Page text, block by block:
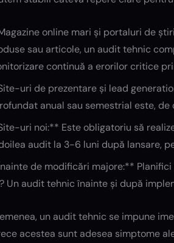
online mari și portaluri de
sau articole, un audit tehnic
continuă a erorilor critice
uri de prezentare și lead
anual sau semestrial este,
uri noi:** Este obligatoriu să
audit la 3-6 luni după lansare,
de modificări majore:**
Un audit tehnic înainte și după
un audit tehnic se impune
acestea sunt adesea simptome